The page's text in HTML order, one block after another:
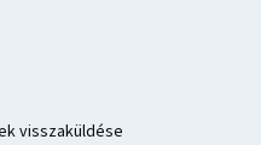
visszaküldése